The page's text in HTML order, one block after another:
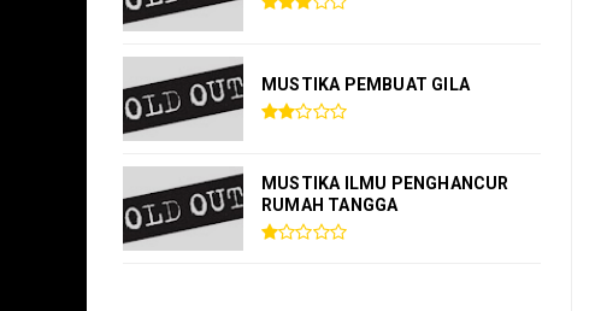
MUSTIKA PEMBUAT GILA
MUSTIKA ILMU PENGHANCUR
RUMAH TANGGA